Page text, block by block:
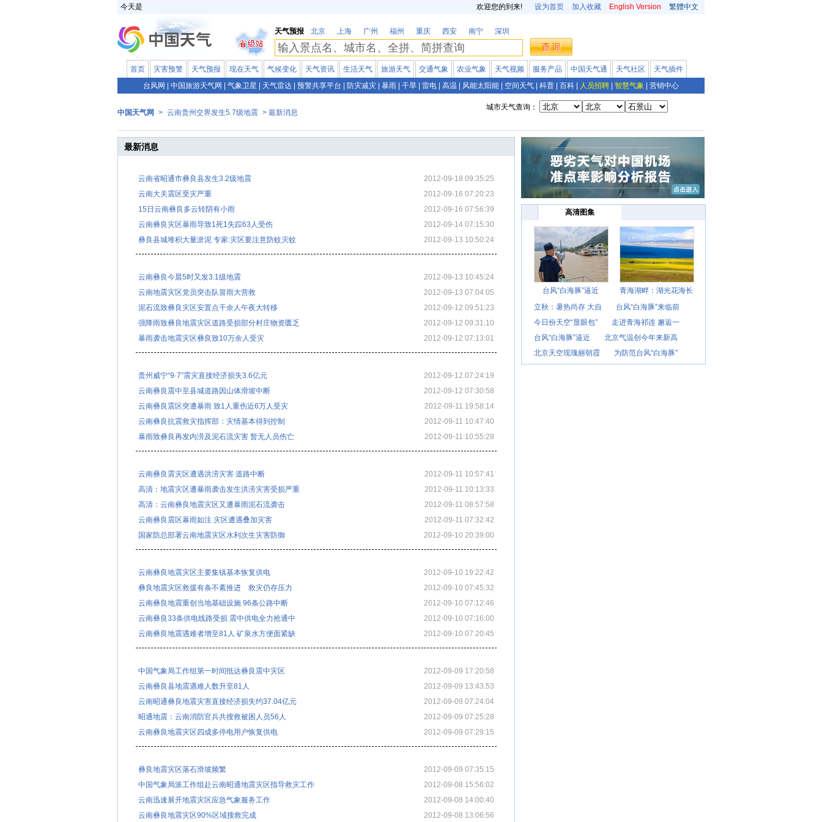
今天是 欢迎您的到来! 设为首页 加入收藏 English Version 繁體中文
天气预报 北京 上海 广州 福州 重庆 西安 南宁 深圳
首页 灾害预警 天气预报 现在天气 气候变化 天气资讯 生活天气 旅游天气 交通气象 农业气象 天气视频 服务产品 中国天气通 天气社区
天气插件
台风网
中国旅游天气网 气象卫星 天气雷达 预警共享平台 防灾减灾 暴雨 干旱 雷电 高温 风能太阳能 空间天气 科普 百科 人员招聘 智慧气象 营销中心
中国天气网 > 云南贵州交界发生5.7级地震 > 最新消息
城市天气查询：
最新消息
云南省昭通市彝良县发生3.2级地震
2012-09-18 09:35:25
云南大关震区受灾严重
2012-09-16 07:20:23
15日云南彝良多云转阴有小雨
2012-09-16 07:56:39
云南彝良灾区暴雨导致1死1失踪63人受伤
2012-09-14 07:15:30
彝良县城堆积大量淤泥 专家:灾区要注意防蚊灭蚊
2012-09-13 10:50:24
云南彝良今晨5时又发3.1级地震
2012-09-13 10:45:24
云南地震灾区党员突击队冒雨大营救
2012-09-13 07:04:05
泥石流致彝良灾区安置点千余人午夜大转移
2012-09-12 09:51:23
强降雨致彝良地震灾区道路受损部分村庄物资匮乏
2012-09-12 09:31:10
暴雨袭击地震灾区彝良致10万余人受灾
2012-09-12 07:13:01
贵州威宁“9·7”震灾直接经济损失3.6亿元
2012-09-12 07:24:19
云南彝良震中至县城道路因山体滑坡中断
2012-09-12 07:30:58
云南彝良震区突遭暴雨 致1人重伤近6万人受灾
2012-09-11 19:58:14
云南彝良抗震救灾指挥部：灾情基本得到控制
2012-09-11 10:47:40
暴雨致彝良再发内涝及泥石流灾害 暂无人员伤亡
2012-09-11 10:55:28
云南彝良震灾区遭遇洪涝灾害 道路中断
2012-09-11 10:57:41
高清：地震灾区遭暴雨袭击发生洪涝灾害受损严重
2012-09-11 10:13:33
高清：云南彝良地震灾区又遭暴雨泥石流袭击
2012-09-11 08:57:58
云南彝良震区暴雨如注 灾区遭遇叠加灾害
2012-09-11 07:32:42
国家防总部署云南地震灾区水利次生灾害防御
2012-09-10 20:39:00
云南彝良地震灾区主要集镇基本恢复供电
2012-09-10 19:22:42
彝良地震灾区救援有条不紊推进 救灾仍存压力
2012-09-10 07:45:32
云南彝良地震重创当地基础设施 96条公路中断
2012-09-10 07:12:46
云南彝良33条供电线路受损 震中供电全力抢通中
2012-09-10 07:16:00
云南彝良地震遇难者增至81人 矿泉水方便面紧缺
2012-09-10 07:20:45
中国气象局工作组第一时间抵达彝良震中灾区
2012-09-09 17:20:58
云南彝良县地震遇难人数升至81人
2012-09-09 13:43:53
云南昭通彝良地震灾害直接经济损失约37.04亿元
2012-09-09 07:24:04
昭通地震：云南消防官兵共搜救被困人员56人
2012-09-09 07:25:28
云南彝良地震灾区四成多停电用户恢复供电
2012-09-09 07:29:15
彝良地震灾区落石滑坡频繁
2012-09-09 07:35:15
中国气象局派工作组赴云南昭通地震灾区指导救灾工作
2012-09-08 15:56:02
云南迅速展开地震灾区应急气象服务工作
2012-09-08 14:00:40
云南彝良地震灾区90%区域搜救完成
2012-09-08 13:06:56
高清图集
台风“白海豚”逼近
青海湖畔：湖光花海长
立秋：暑热尚存 大自
台风“白海豚”来临前
今日份天空“显眼包”
走进青海祁连 邂逅一
台风“白海豚”逼近
北京气温创今年来新高
北京天空现瑰丽朝霞
为防范台风“白海豚”